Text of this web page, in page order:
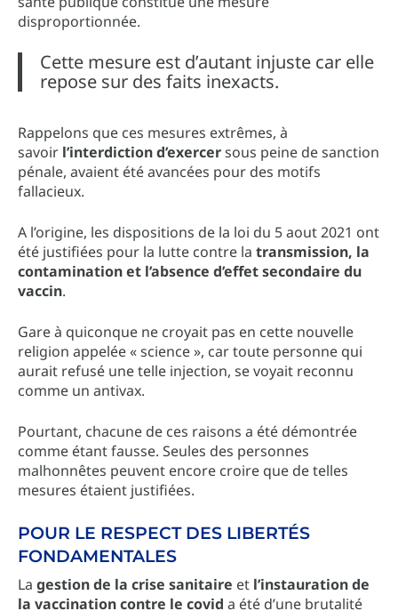
disproportionnée.
Cette mesure est d’autant injuste car elle
repose sur des faits inexacts.
Rappelons que ces mesures extrêmes, à
savoir l’interdiction d’exercersous peine de sanction
pénale, avaient été avancées pour des motifs
fallacieux.
A l’origine, les dispositions de la loi du 5 aout 2021 ont
été justifiées pour la lutte contre la transmission, la
contamination et l’absence d’effet secondaire du
vaccin.
Gare à quiconque ne croyait pas en cette nouvelle
religion appelée « science », car toute personne qui
aurait refusé une telle injection, se voyait reconnu
comme un antivax.
Pourtant, chacune de ces raisons a été démontrée
comme étant fausse. Seules des personnes
malhonnêtes peuvent encore croire que de telles
mesures étaient justifiées.
POUR LE RESPECT DES LIBERTÉS
FONDAMENTALES
La gestion de la crise sanitaire et l’instauration de
la vaccination contre le covid a été d’une brutalité